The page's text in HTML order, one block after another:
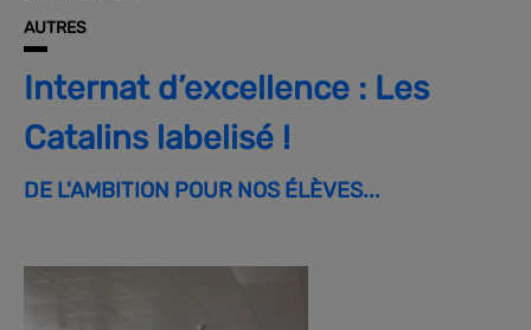
AUTRES
Internat d’excellence : Les
Catalins labelisé !
DE L'AMBITION POUR NOS ÉLÈVES...